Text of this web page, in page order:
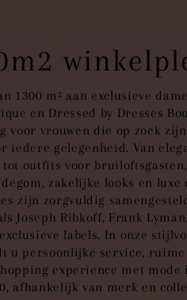
1300 m² aan exclusieve
en Dressed by Dresses
voor vrouwen die op zoek
iedere gelegenheid. Van
outfits voor
zakelijke looks en luxe
zijn zorgvuldig
Joseph Ribkoff, Frank
labels. In onze
u persoonlijke service, ruime
experience met mode
afhankelijk van merk en